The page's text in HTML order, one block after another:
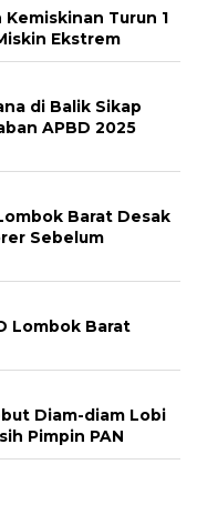
Turun 1
Ekstrem
di Balik Sikap
APBD 2025
Barat Desak
Sebelum
Lombok Barat
Diam-diam Lobi
Pimpin PAN